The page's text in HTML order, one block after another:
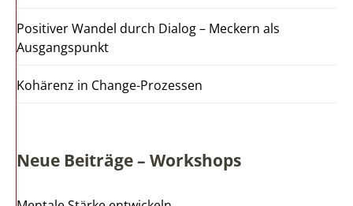
Positiver Wandel durch Dialog – Meckern als
Ausgangspunkt
Kohärenz in Change-Prozessen
Neue Beiträge – Workshops